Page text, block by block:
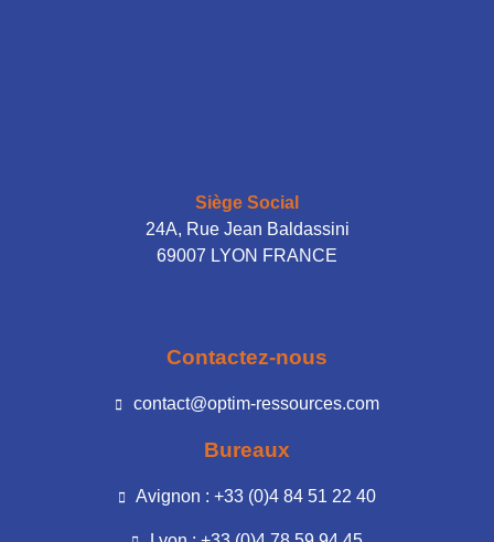
Siège Social
24A, Rue Jean Baldassini
69007 LYON FRANCE
Contactez-nous
contact@optim-ressources.com
Bureaux
Avignon : +33 (0)4 84 51 22 40